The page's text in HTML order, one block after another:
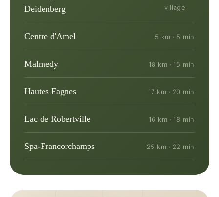
Deidenberg
village
Centre d'Amel 5 km · 5 min
Malmedy 18 km · 15 min
Hautes Fagnes 17 km · 20 min
Lac de Robertville 16 km · 18 min
Spa-Francorchamps 25 km · 22 min